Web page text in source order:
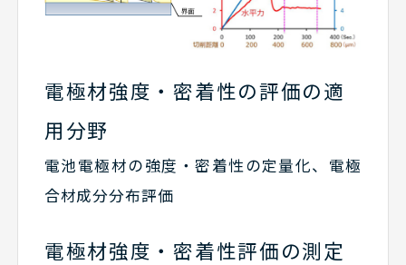
電極材強度・密着性の評価の適
用分野
電池電極材の強度・密着性の定量化、電極
合材成分分布評価
電極材強度・密着性評価の測定